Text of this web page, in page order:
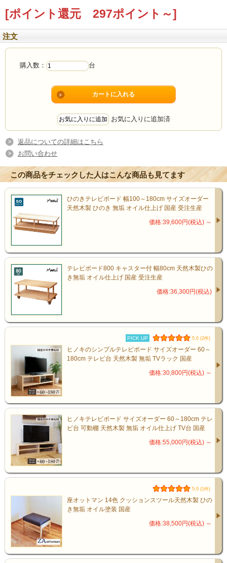
使い方はあなた次第。
商品仕様
サイズ
幅60cm
奥行44cm
素材
国産ひのき無垢材[節少なめ]
キャスター付き
（亜麻仁油 / 大豆油 / ヒマシ油 / ヒマワ
リ油）
※受注生産のため1ヶ月～の納期になり
ご不明な点はお気軽にお問い合わせ下さ
[ポイント還元 297ポイント～]
注文
購入数： 台
お気に入りに追加済
返品についての詳細はこちら
お問い合わせ
この商品をチェックした人はこんな商品も見てます
ひのきテレビボード 幅100～180cm サイズオーダー
天然木製 ひのき 無垢 オイル仕上げ 国産 受注生産
価格:39,600円(税込) ～
テレビボード800 キャスター付 幅80cm 天然木製ひの
き無垢 オイル仕上げ 国産 受注生産
価格:36,300円(税込)
PICK UP 5.0 (2件)
ヒノキのシンプルテレビボード サイズオーダー 60～
180cm テレビ台 天然木製 無垢 TVラック 国産
価格:30,800円(税込) ～
ヒノキテレビボード サイズオーダー 60～180cm テレ
ビ台 可動棚 天然木製 無垢 オイル仕上げ TV台 国産
価格:55,000円(税込) ～
5.0 (1件)
座オットマン 14色 クッションスツール天然木製 ひの
き無垢 オイル塗装 国産
価格:38,500円(税込) ～